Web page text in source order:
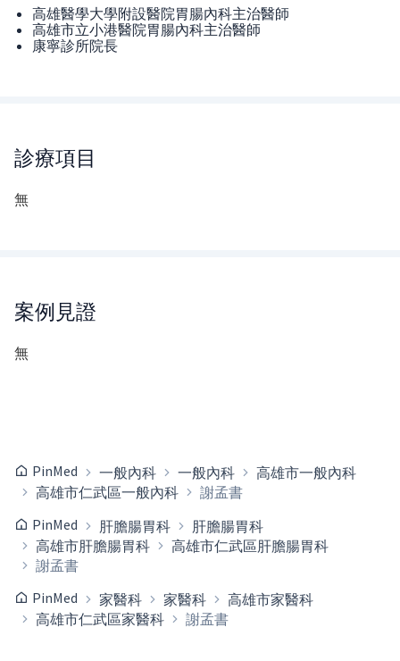
高雄醫學大學附設醫院胃腸內科主治醫師
高雄市立小港醫院胃腸內科主治醫師
康寧診所院長
診療項目
無
案例見證
無
PinMed 一般內科 一般內科
高雄市一般內科
高雄市仁武區一般內科
謝孟書
PinMed
肝膽腸胃科
肝膽腸胃科
高雄市肝膽腸胃科
高雄市仁武區肝膽腸胃科
謝孟書
PinMed
家醫科 家醫科
高雄市家醫科
高雄市仁武區家醫科
謝孟書